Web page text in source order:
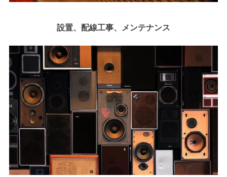
設置、配線工事、メンテナンス